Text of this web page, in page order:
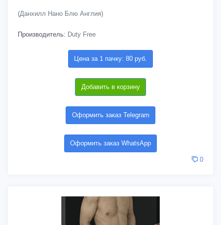
(Данхилл Нано Блю Англия)
Производитель: Duty Free
Цена за 1 пачку: 80 руб.
Добавить в корзину
Оформить заказ Telegram
Оформить заказ WhatsApp
0